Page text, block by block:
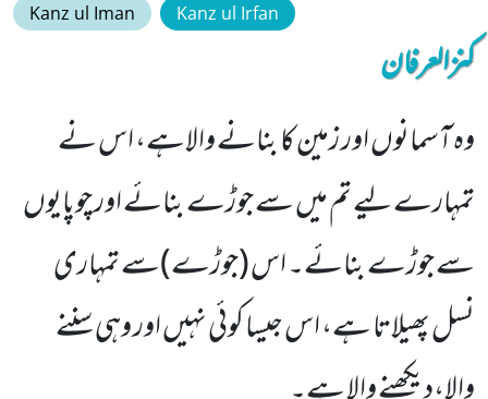
Kanz ul Iman Kanz ul Irfan
کنزالعرفان
وہ آسمانوں اور زمین کا بنانے والاہے، اس نے
تمہارے لیے تم میں سے جوڑے بنائے اور چوپایوں
سے جوڑے بنائے۔ اس (جوڑے)سے تمہاری
نسل پھیلاتا ہے، اس جیسا کوئی نہیں اور وہی سننے